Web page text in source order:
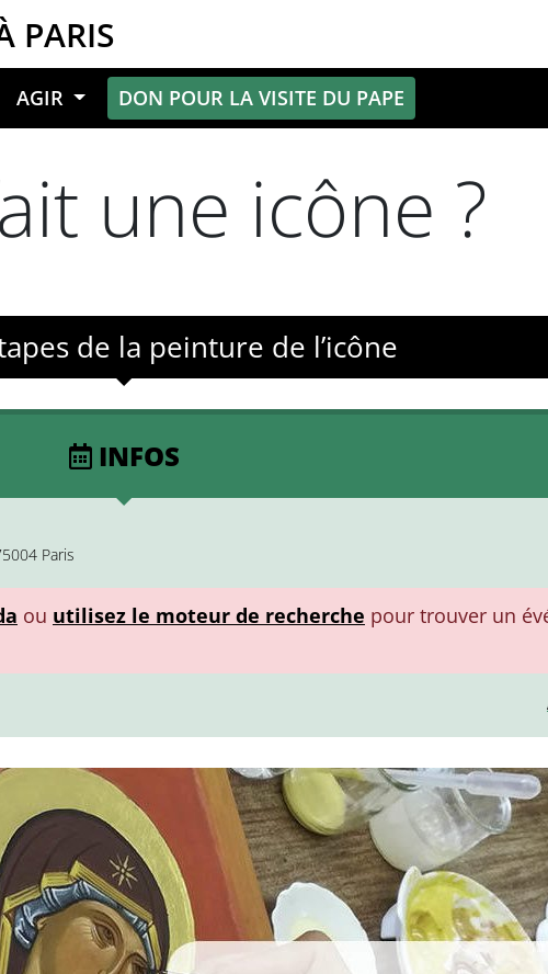
PARIS
AGIR DON POUR LA VISITE DU PAPE
une icône ?
de la peinture de l’icône
INFOS
Paris
ou utilisez le moteur de recherche pour trouver un